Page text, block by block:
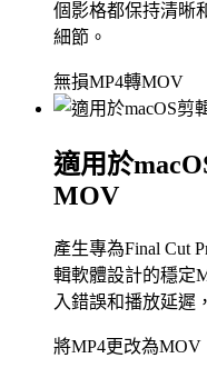
個影格都保持清晰
細節。
無損MP4轉MOV
適用於
MOV
產生專為Final Cut
輯軟體設計的穩定
入錯誤和播放延遲
將MP4更改為MOV